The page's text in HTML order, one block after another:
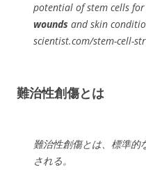
potential of stem cells
wounds and skin
scientist.com/stem-cell-
難治性創傷とは
難治性創傷とは、標準的
される。